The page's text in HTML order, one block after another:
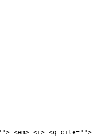
<em> <i> <q